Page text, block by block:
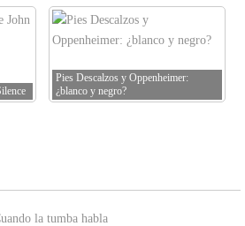
Pies Descalzos y Oppenheimer:
¿blanco y negro?
la tumba habla